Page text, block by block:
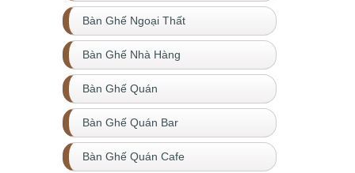
Bàn Ghế Ngoại Thất
Bàn Ghế Nhà Hàng
Bàn Ghế Quán
Bàn Ghế Quán Bar
Bàn Ghế Quán Cafe